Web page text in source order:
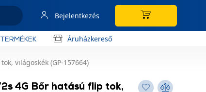
Bejelentkezés
Áruházkereső
világoskék (GP-157664)
4G Bőr hatású flip tok,